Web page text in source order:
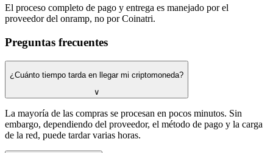
El proceso completo de pago y entrega es manejado por el
proveedor del onramp, no por Coinatri.
Preguntas frecuentes
¿Cuánto tiempo tarda en llegar mi criptomoneda?
∨
La mayoría de las compras se procesan en pocos minutos. Sin
embargo, dependiendo del proveedor, el método de pago y la carga
de la red, puede tardar varias horas.